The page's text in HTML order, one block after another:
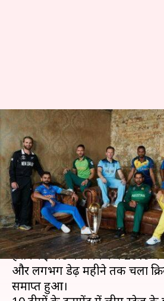
विश्व कप 2019 में
कप्तानों ने कैसी
द्वारा जानें
लेखन Neeraj Pandey Jul 16, 2019 09:55
क्या है खबर?
रविवार को लॉर्ड्स में खेले गए
हराकर इंग्लैंड ने विश्व कप 2019
और लगभग डेढ़ महीने तक चला
समाप्त हुआ।